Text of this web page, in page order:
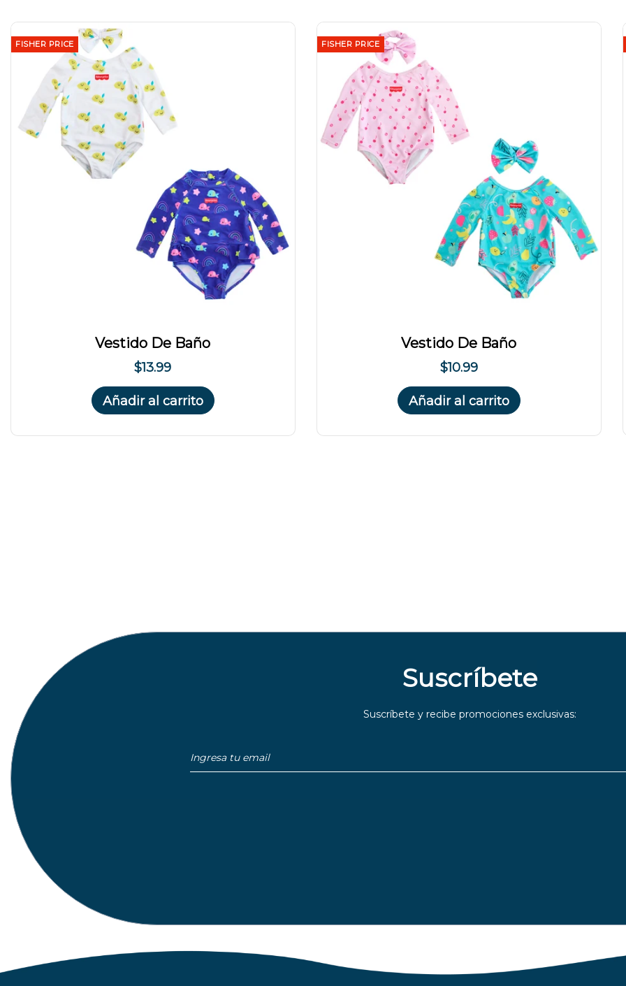
FISHER PRICE
Vestido De Baño
$13.99
Añadir al carrito
FISHER PRICE
Vestido De Baño
$10.99
Añadir al carrito
Suscríbete
Suscríbete y recibe promociones exclusivas: